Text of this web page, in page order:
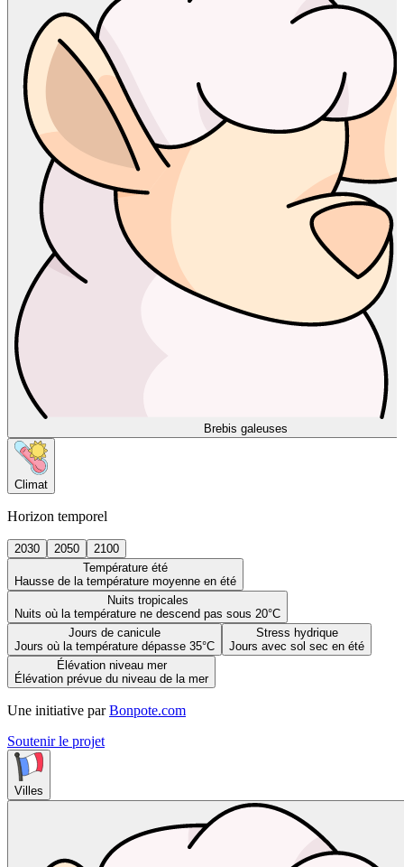
Brebis galeuses
Climat
Horizon temporel
2030 2050
2100
Température été
Hausse de la température moyenne en été
Nuits tropicales
Nuits où la température ne descend pas sous 20°C
Jours de canicule
Jours où la température dépasse 35°C
Stress hydrique
Jours avec sol sec en été
Élévation niveau mer
Élévation prévue du niveau de la mer
Une initiative par Bonpote.com
Soutenir le projet
Villes